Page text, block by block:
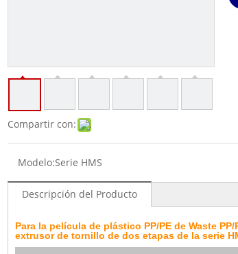
Compartir con:
Modelo:Serie HMS
Descripción del Producto
Para la película de plástico PP/PE de Waste
extrusor de tornillo de dos etapas de la serie